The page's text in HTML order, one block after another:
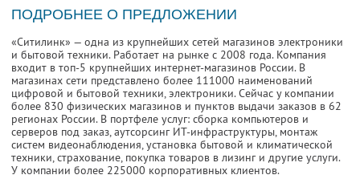
ПОДРОБНЕЕ О ПРЕДЛОЖЕНИИ
«Ситилинк» — одна из крупнейших сетей магазинов электроники
и бытовой техники. Работает на рынке с 2008 года. Компания
входит в топ-5 крупнейших интернет-магазинов России. В
магазинах сети представлено более 111000 наименований
цифровой и бытовой техники, электроники. Сейчас у компании
более 830 физических магазинов и пунктов выдачи заказов в 62
регионах России. В портфеле услуг: сборка компьютеров и
серверов под заказ, аутсорсинг ИТ-инфраструктуры, монтаж
систем видеонаблюдения, установка бытовой и климатической
техники, страхование, покупка товаров в лизинг и другие услуги.
У компании более 225000 корпоративных клиентов.